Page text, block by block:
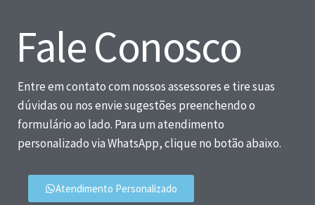
Fale Conosco
Entre em contato com nossos assessores e tire suas
dúvidas ou nos envie sugestões preenchendo o
formulário ao lado. Para um atendimento
personalizado via WhatsApp, clique no botão abaixo.
Atendimento Personalizado